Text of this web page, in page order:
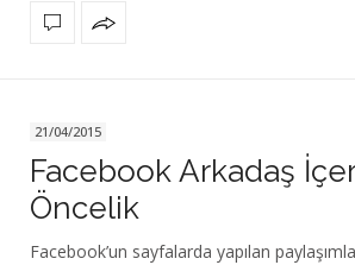
21/04/2015
Facebook Arkadaş
Öncelik
Facebook’un sayfalarda yapılan